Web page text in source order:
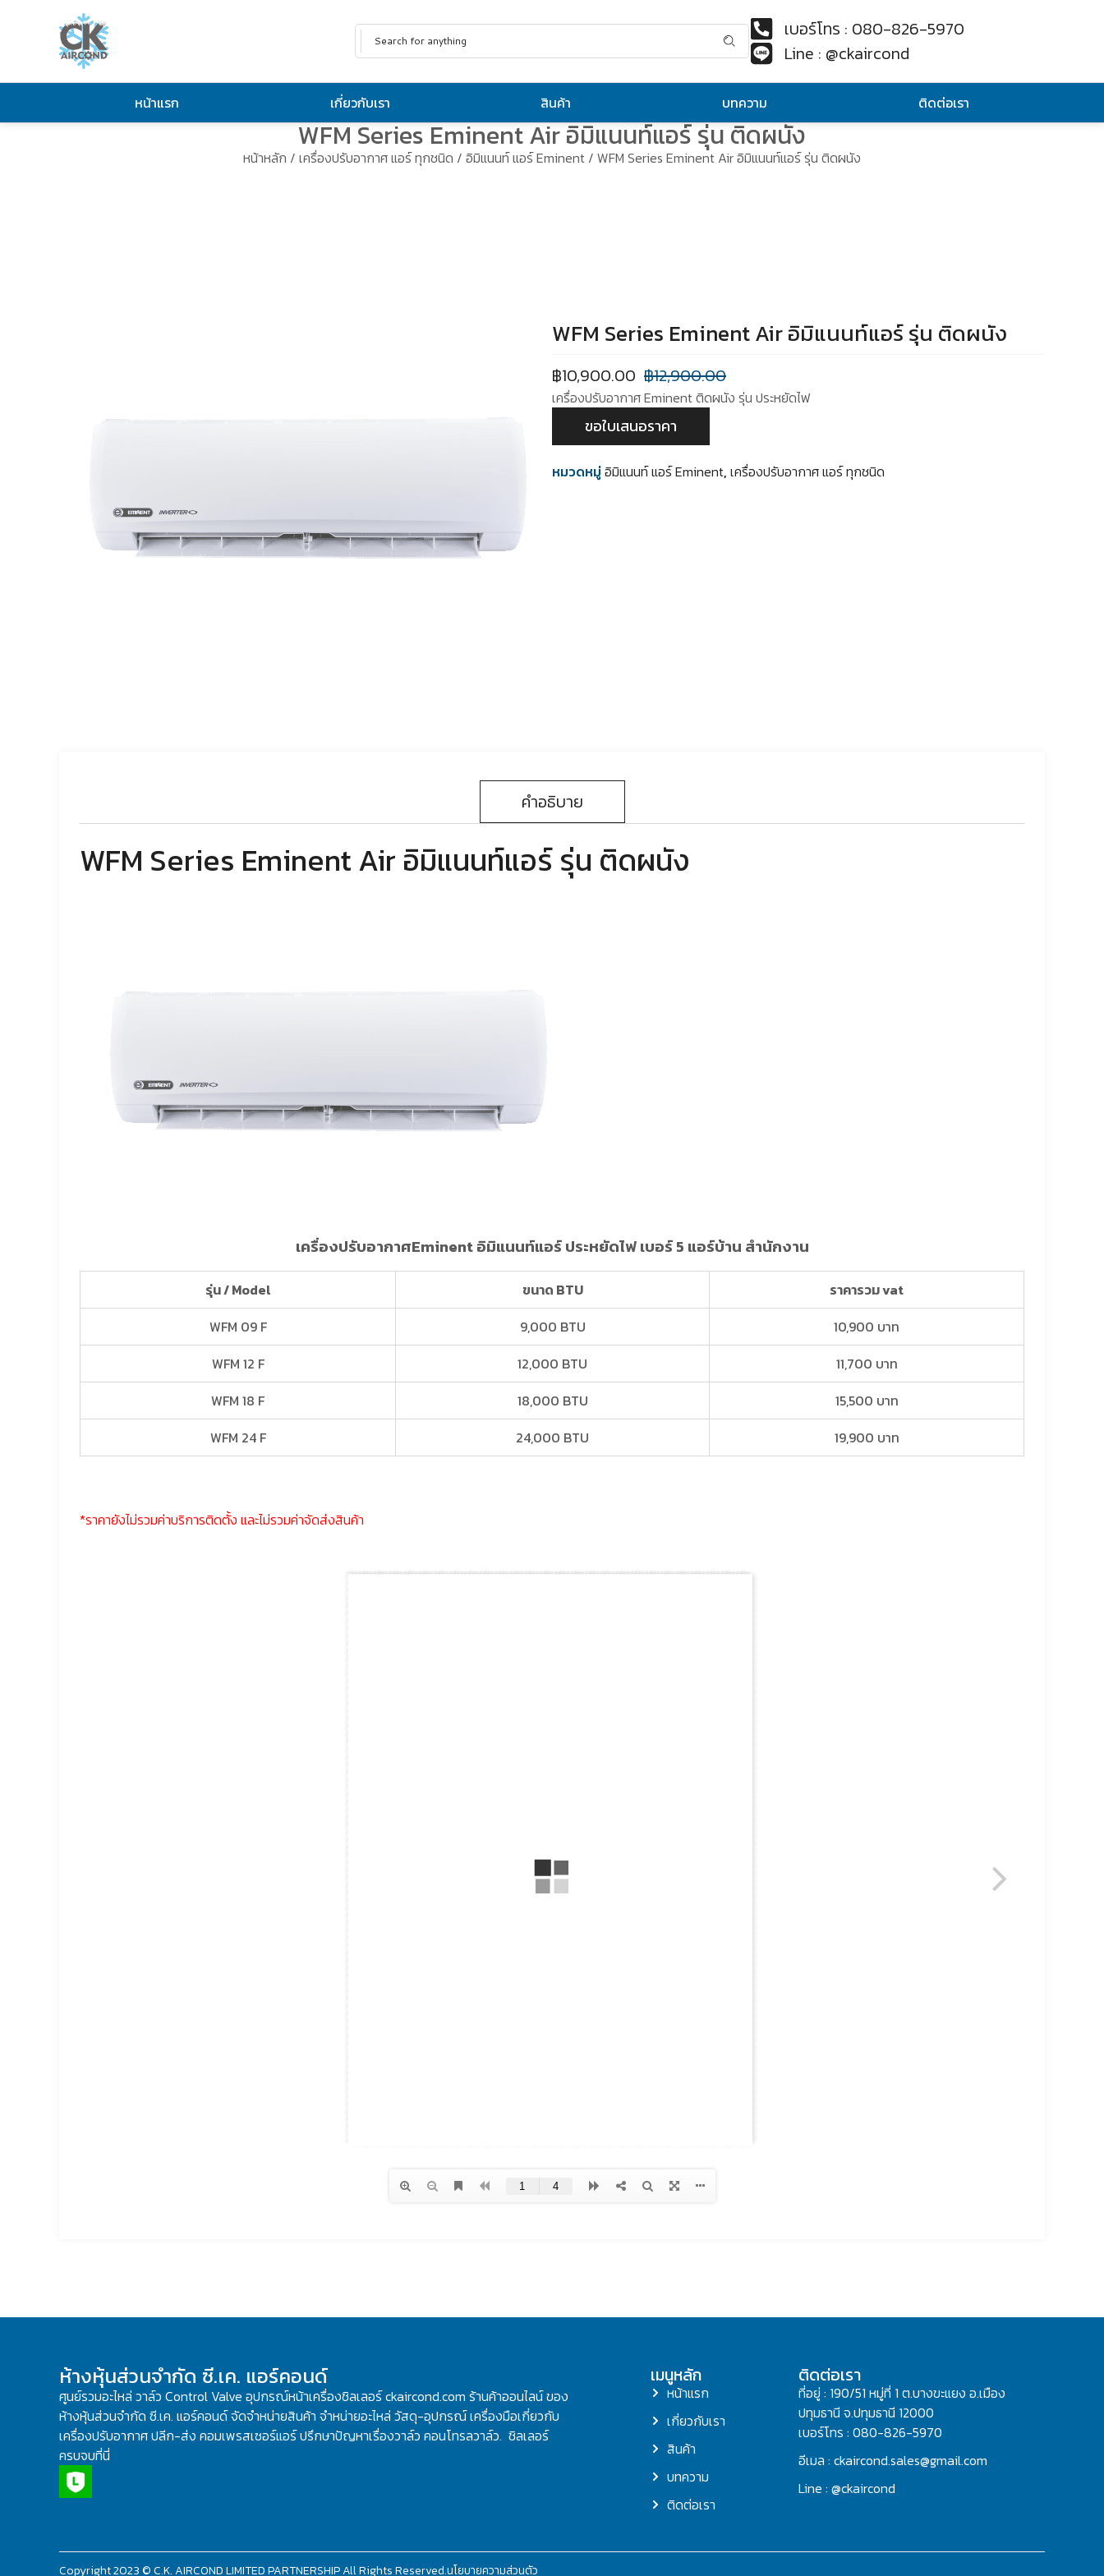
เบอร์โทร : 080-826-5970
Line : @ckaircond
หน้าแรก เกี่ยวกับเรา สินค้า บทความ ติดต่อเรา
WFM Series Eminent Air อิมิแนนท์แอร์ รุ่น ติดผนัง
หน้าหลัก / เครื่องปรับอากาศ แอร์ ทุกชนิด / อิมิแนนท์ แอร์ Eminent / WFM Series Eminent Air อิมิแนนท์แอร์ รุ่น ติดผนัง
WFM Series Eminent Air อิมิแนนท์แอร์ รุ่น ติดผนัง
฿12,900.00
฿10,900.00
เครื่องปรับอากาศ Eminent ติดผนัง รุ่น ประหยัดไฟ
ขอใบเสนอราคา
หมวดหมู่อิมิแนนท์ แอร์ Eminent, เครื่องปรับอากาศ แอร์ ทุกชนิด
คำอธิบาย
WFM Series Eminent Air อิมิแนนท์แอร์ รุ่น ติดผนัง
เครื่องปรับอากาศEminent อิมิแนนท์แอร์ ประหยัดไฟ เบอร์ 5 แอร์บ้าน สำนักงาน
รุ่น / Model ขนาด BTU
ราคารวม vat
WFM 09 F
9,000 BTU
10,900 บาท
WFM 12 F
12,000 BTU
11,700 บาท
WFM 18 F
18,000 BTU
15,500 บาท
WFM 24 F
24,000 BTU 19,900 บาท
*ราคายังไม่รวมค่าบริการติดตั้ง และไม่รวมค่าจัดส่งสินค้า
ห้างหุ้นส่วนจำกัด ซี.เค. แอร์คอนด์
ศูนย์รวมอะไหล่ วาล์ว Control Valve อุปกรณ์หน้าเครื่องชิลเลอร์ ckaircond.com ร้านค้าออนไลน์ ของ
ห้างหุ้นส่วนจำกัด ซี.เค. แอร์คอนด์ จัดจำหน่ายสินค้า จำหน่ายอะไหล่ วัสดุ-อุปกรณ์ เครื่องมือเกี่ยวกับ
เครื่องปรับอากาศ ปลีก-ส่ง คอมเพรสเซอร์แอร์ ปรึกษาปัญหาเรื่องวาล์ว คอนโทรลวาล์ว. ชิลเลอร์
ครบจบที่นี่
เมนูหลัก
หน้าแรก
เกี่ยวกับเรา
สินค้า
บทความ
ติดต่อเรา
ติดต่อเรา
ที่อยู่ : 190/51 หมู่ที่ 1 ต.บางขะแยง อ.เมือง
ปทุมธานี จ.ปทุมธานี 12000
เบอร์โทร : 080-826-5970
อีเมล : ckaircond.sales@gmail.com
Line : @ckaircond
Copyright 2023 © C.K. AIRCOND LIMITED PARTNERSHIP All Rights Reserved.นโยบายความส่วนตัว